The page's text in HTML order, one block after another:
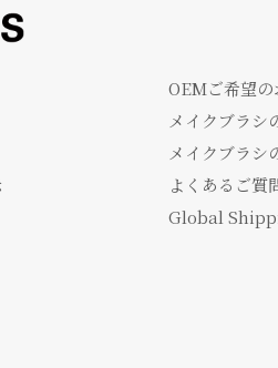
OEMご希望の
メイクブラシ
メイクブラシ
よくあるご質
Global